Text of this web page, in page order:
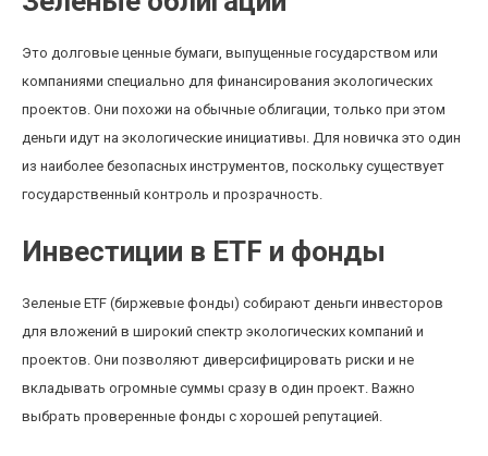
Это долговые ценные бумаги, выпущенные государством или
компаниями специально для финансирования экологических
проектов. Они похожи на обычные облигации, только при этом
деньги идут на экологические инициативы. Для новичка это один
из наиболее безопасных инструментов, поскольку существует
государственный контроль и прозрачность.
Инвестиции в ETF и фонды
Зеленые ETF (биржевые фонды) собирают деньги инвесторов
для вложений в широкий спектр экологических компаний и
проектов. Они позволяют диверсифицировать риски и не
вкладывать огромные суммы сразу в один проект. Важно
выбрать проверенные фонды с хорошей репутацией.